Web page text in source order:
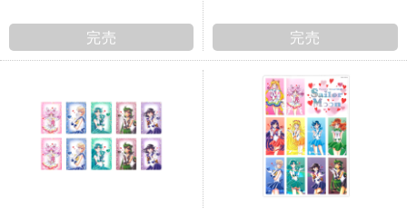
完売 完売